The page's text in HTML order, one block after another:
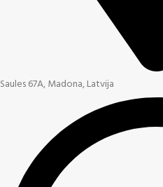
Saules 67A, Madona, Latvija